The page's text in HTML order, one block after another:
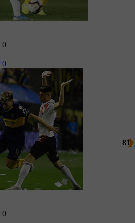
0
0
0
81